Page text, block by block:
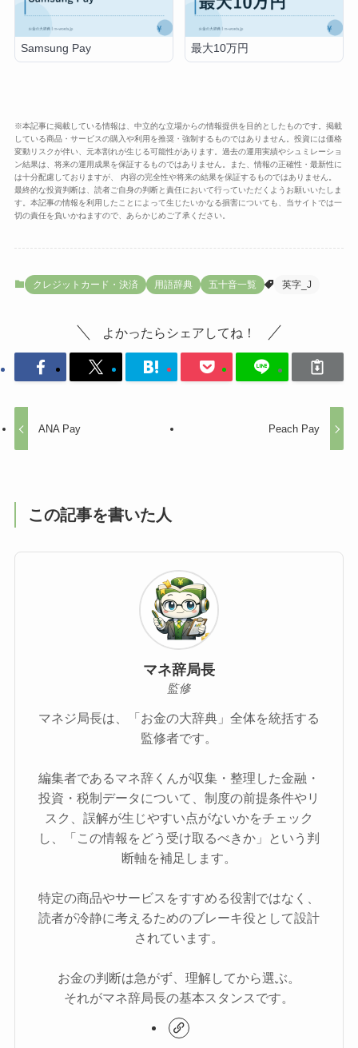
Samsung Pay 最大10万円
※本記事に掲載している情報は、中立的な立場からの情報提供を目的としたものです。掲載
している商品・サービスの購入や利用を推奨・強制するものではありません。投資には価格
変動リスクが伴い、元本割れが生じる可能性があります。過去の運用実績やシュミレーショ
ン結果は、将来の運用成果を保証するものではありません。また、情報の正確性・最新性に
は十分配慮しておりますが、 内容の完全性や将来の結果を保証するものではありません。
最終的な投資判断は、読者ご自身の判断と責任において行っていただくようお願いいたしま
す。本記事の情報を利用したことによって生じたいかなる損害についても、当サイトでは一
切の責任を負いかねますので、あらかじめご了承ください。
クレジットカード・決済 用語辞典 五十音一覧 英字_J
よかったらシェアしてね！
ANA Pay Peach Pay
この記事を書いた人
マネ辞局長
監修
マネジ局長は、「お金の大辞典」全体を統括する
監修者です。
編集者であるマネ辞くんが収集・整理した金融・
投資・税制データについて、制度の前提条件やリ
スク、誤解が生じやすい点がないかをチェック
し、「この情報をどう受け取るべきか」という判
断軸を補足します。
特定の商品やサービスをすすめる役割ではなく、
読者が冷静に考えるためのブレーキ役として設計
されています。
お金の判断は急がず、理解してから選ぶ。
それがマネ辞局長の基本スタンスです。